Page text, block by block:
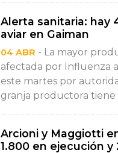
Alerta sanitaria: hay
aviar en Gaiman
04 ABR - La mayor
afectada por Influenza
este martes por
granja productora tiene
Arcioni y Maggiotti
1.800 en ejecución